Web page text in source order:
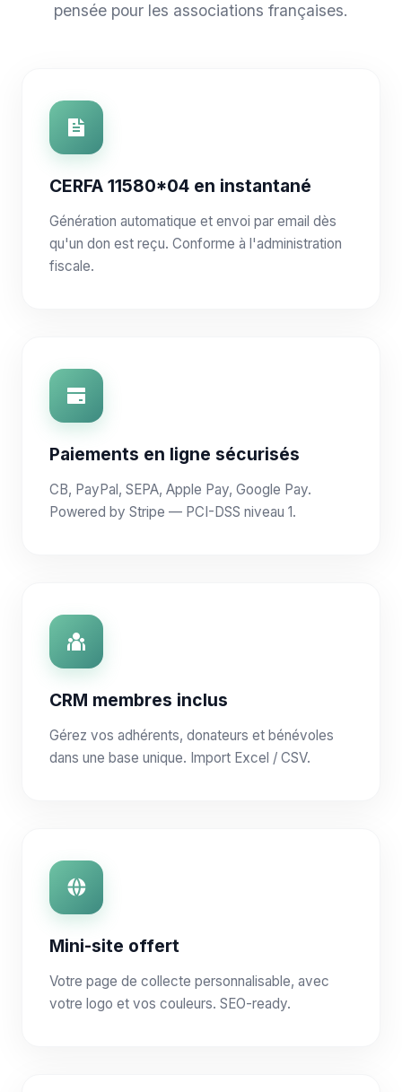
pensée pour les associations françaises.
CERFA 11580*04 en instantané
Génération automatique et envoi par email dès
qu'un don est reçu. Conforme à l'administration
fiscale.
Paiements en ligne sécurisés
CB, PayPal, SEPA, Apple Pay, Google Pay.
Powered by Stripe — PCI-DSS niveau 1.
CRM membres inclus
Gérez vos adhérents, donateurs et bénévoles
dans une base unique. Import Excel / CSV.
Mini-site offert
Votre page de collecte personnalisable, avec
votre logo et vos couleurs. SEO-ready.